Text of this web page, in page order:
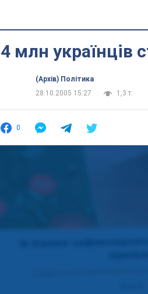
4 млн українців
(Архів) Політика
28.10.2005 15:27
1,3 т.
0